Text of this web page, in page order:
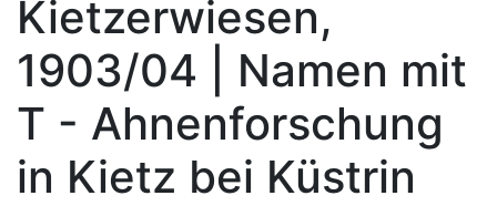
Kietzerwiesen,
1903/04 | Namen mit
T - Ahnenforschung
in Kietz bei Küstrin